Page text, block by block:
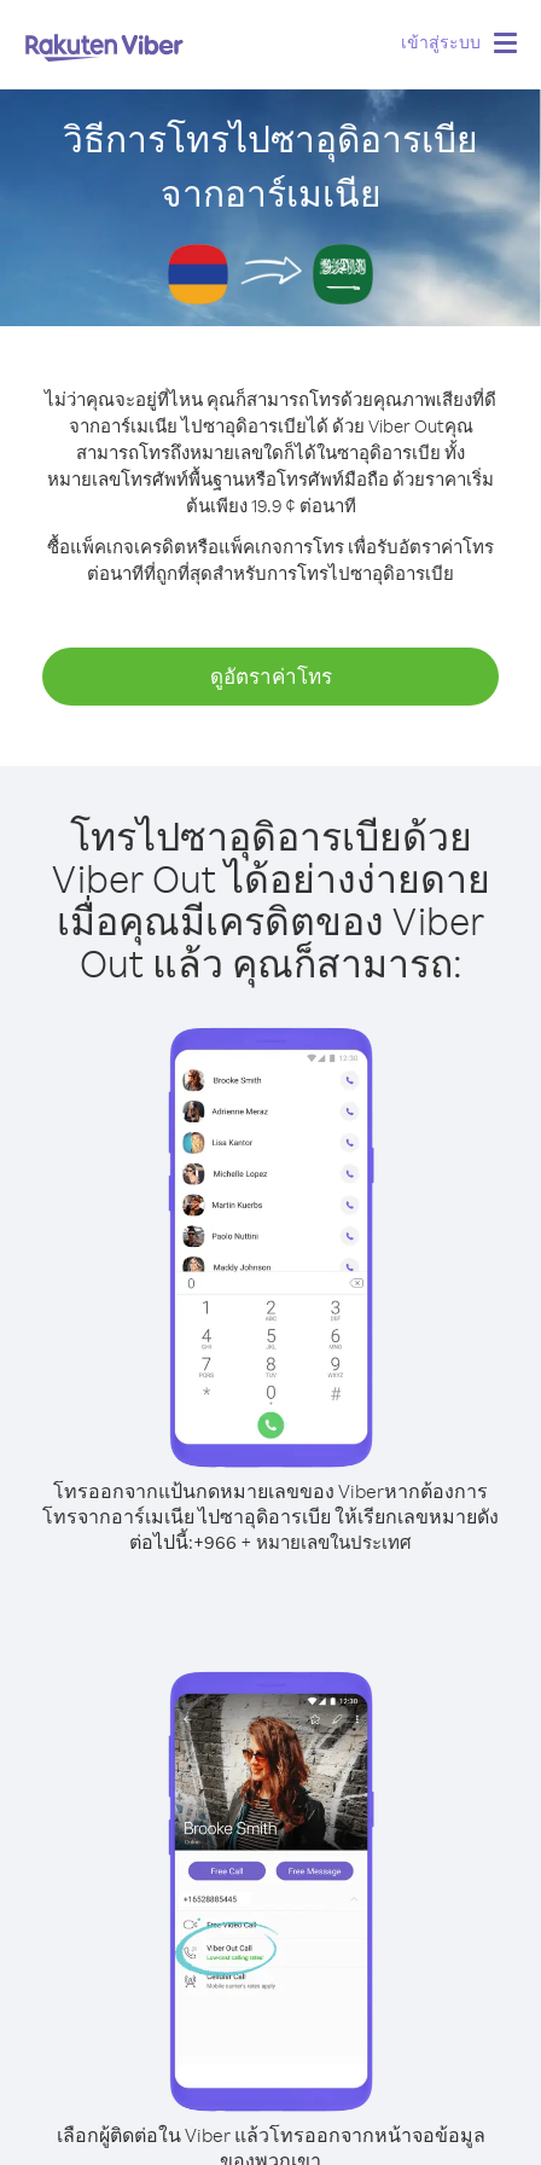
เข้าสู่ระบบ
วิธีการโทรไปซาอุดิอารเบีย
จากอาร์เมเนีย
ไม่ว่าคุณจะอยู่ที่ไหน คุณก็สามารถโทรด้วยคุณภาพเสียงที่ดี
จากอาร์เมเนีย ไปซาอุดิอารเบียได้ ด้วย Viber Outคุณ
สามารถโทรถึงหมายเลขใดก็ได้ในซาอุดิอารเบีย ทั้ง
หมายเลขโทรศัพท์พื้นฐานหรือโทรศัพท์มือถือ ด้วยราคาเริ่ม
ต้นเพียง 19.9 ¢ ต่อนาที
ซื้อแพ็คเกจเครดิตหรือแพ็คเกจการโทร เพื่อรับอัตราค่าโทร
ต่อนาทีที่ถูกที่สุดสำหรับการโทรไปซาอุดิอารเบีย
ดูอัตราค่าโทร
โทรไปซาอุดิอารเบียด้วย
Viber Out ได้อย่างง่ายดาย
เมื่อคุณมีเครดิตของ Viber
Out แล้ว คุณก็สามารถ:
โทรออกจากแป้นกดหมายเลขของ Viberหากต้องการ
โทรจากอาร์เมเนีย ไปซาอุดิอารเบีย ให้เรียกเลขหมายดัง
ต่อไปนี้:+966 + หมายเลขในประเทศ
เลือกผู้ติดต่อใน Viber แล้วโทรออกจากหน้าจอข้อมูล
ของพวกเขา